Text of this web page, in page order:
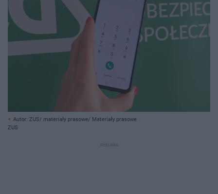
Autor: ZUS/ materiały prasowe/ Materiały prasowe
ZUS